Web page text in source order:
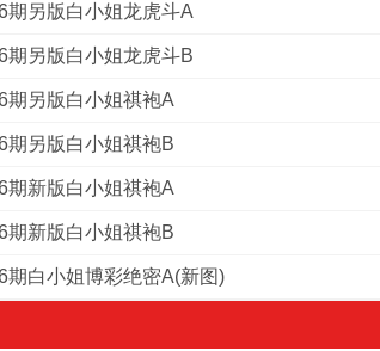
期另版白小姐龙虎斗A
期另版白小姐龙虎斗B
期另版白小姐祺袍A
期另版白小姐祺袍B
期新版白小姐祺袍A
期新版白小姐祺袍B
期白小姐博彩绝密A(新图)